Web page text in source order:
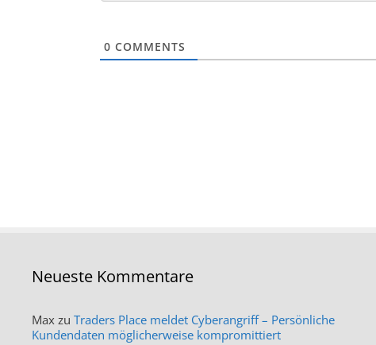
0 COMMENTS
Neueste Kommentare
Max zu Traders Place meldet Cyberangriff – Persönliche
Kundendaten möglicherweise kompromittiert